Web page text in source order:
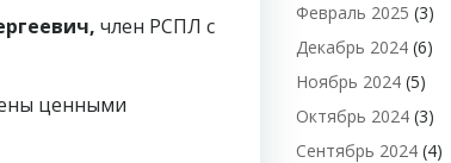
член РСПЛ с
ценными
Февраль 2025 (3)
Декабрь 2024 (6)
Ноябрь 2024 (5)
Октябрь 2024 (3)
Сентябрь 2024 (4)